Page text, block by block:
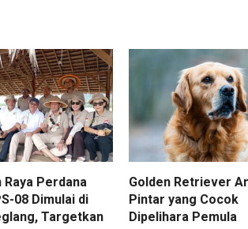
Raya Perdana
08 Dimulai di
Targetkan
Golden Retriever
Pintar yang Cocok
Dipelihara Pemula